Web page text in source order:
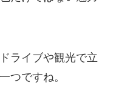
ライブや観光で立
つですね。